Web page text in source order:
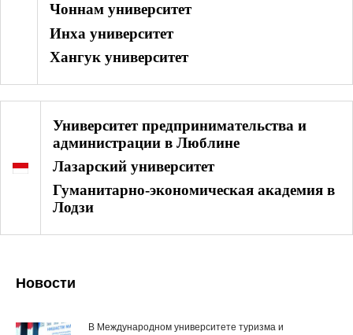
Чоннам университет
Инха университет
Хангук университет
Университет предпринимательства и
администрации в Люблине
Лазарский университет
Гуманитарно-экономическая академия в
Лодзи
Новости
В Международном университете туризма и